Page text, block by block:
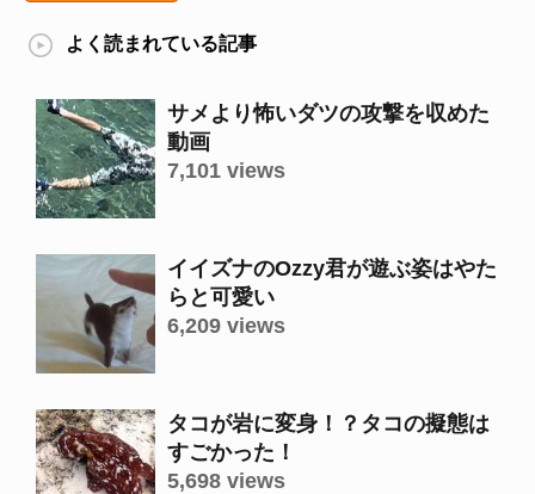
よく読まれている記事
サメより怖いダツの攻撃を収めた
動画
7,101 views
イイズナのOzzy君が遊ぶ姿はやた
らと可愛い
6,209 views
タコが岩に変身！？タコの擬態は
すごかった！
5,698 views